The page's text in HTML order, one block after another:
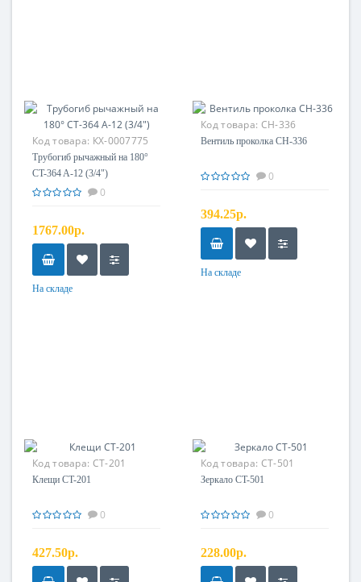
Код товара: КХ-0007775
Трубогиб рычажный на 180°
CT-364 A-12 (3/4")
0
1767.00р.
На складе
Код товара: CH-336
Вентиль проколка CH-336
0
394.25р.
На складе
Код товара: CT-201
Клещи CT-201
0
427.50р.
Код товара: CT-501
Зеркало CT-501
0
228.00р.